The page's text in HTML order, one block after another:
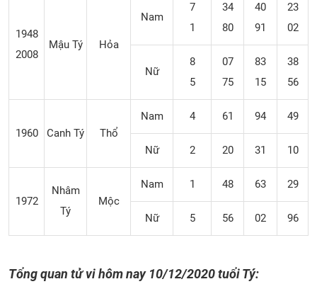
1948
2008
Mậu Tý Hỏa
Nam
7
1
34
80
40
91
23
02
Nữ
8
5
07
75
83
15
38
56
1960 Canh Tý Thổ
Nam 4 61 94 49
Nữ 2 20 31 10
1972
Nhâm
Tý
Mộc
Nam 1 48 63 29
Nữ 5 56 02 96
Tổng quan tử vi hôm nay 10/12/2020 tuổi Tý: